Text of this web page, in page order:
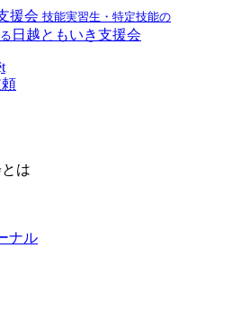
技能実習生・特定技能の
日越ともいき支援会
は
ナル